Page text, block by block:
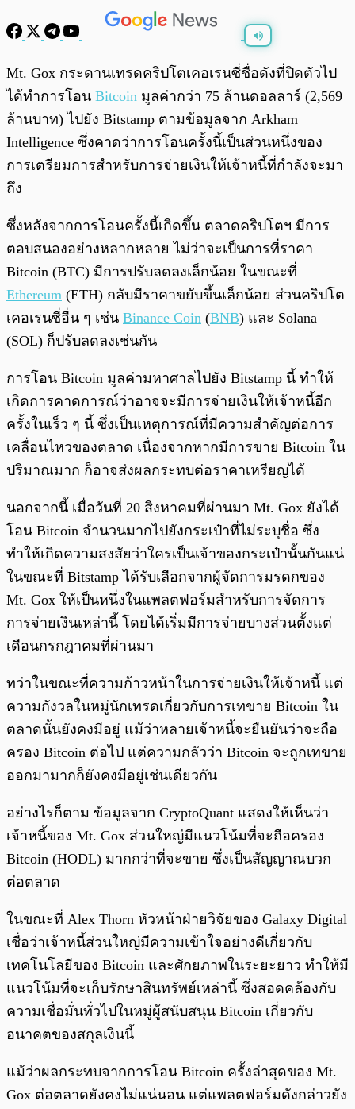
0:00/ 0:00
Mt. Gox กระดานเทรดคริปโตเคอเรนซี่ชื่อดังที่ปิดตัวไป
ได้ทำการโอน Bitcoin มูลค่ากว่า 75 ล้านดอลลาร์ (2,569
ล้านบาท) ไปยัง Bitstamp ตามข้อมูลจาก Arkham
Intelligence ซึ่งคาดว่าการโอนครั้งนี้เป็นส่วนหนึ่งของ
การเตรียมการสำหรับการจ่ายเงินให้เจ้าหนี้ที่กำลังจะมา
ถึง
ซึ่งหลังจากการโอนครั้งนี้เกิดขึ้น ตลาดคริปโตฯ มีการ
ตอบสนองอย่างหลากหลาย ไม่ว่าจะเป็นการที่ราคา
Bitcoin (BTC) มีการปรับลดลงเล็กน้อย ในขณะที่
Ethereum (ETH) กลับมีราคาขยับขึ้นเล็กน้อย ส่วนคริปโต
เคอเรนซี่อื่น ๆ เช่น Binance Coin (BNB) และ Solana
(SOL) ก็ปรับลดลงเช่นกัน
การโอน Bitcoin มูลค่ามหาศาลไปยัง Bitstamp นี้ ทำให้
เกิดการคาดการณ์ว่าอาจจะมีการจ่ายเงินให้เจ้าหนี้อีก
ครั้งในเร็ว ๆ นี้ ซึ่งเป็นเหตุการณ์ที่มีความสำคัญต่อการ
เคลื่อนไหวของตลาด เนื่องจากหากมีการขาย Bitcoin ใน
ปริมาณมาก ก็อาจส่งผลกระทบต่อราคาเหรียญได้
นอกจากนี้ เมื่อวันที่ 20 สิงหาคมที่ผ่านมา Mt. Gox ยังได้
โอน Bitcoin จำนวนมากไปยังกระเป๋าที่ไม่ระบุชื่อ ซึ่ง
ทำให้เกิดความสงสัยว่าใครเป็นเจ้าของกระเป๋านั้นกันแน่
ในขณะที่ Bitstamp ได้รับเลือกจากผู้จัดการมรดกของ
Mt. Gox ให้เป็นหนึ่งในแพลตฟอร์มสำหรับการจัดการ
การจ่ายเงินเหล่านี้ โดยได้เริ่มมีการจ่ายบางส่วนตั้งแต่
เดือนกรกฎาคมที่ผ่านมา
ทว่าในขณะที่ความก้าวหน้าในการจ่ายเงินให้เจ้าหนี้ แต่
ความกังวลในหมู่นักเทรดเกี่ยวกับการเทขาย Bitcoin ใน
ตลาดนั้นยังคงมีอยู่ แม้ว่าหลายเจ้าหนี้จะยืนยันว่าจะถือ
ครอง Bitcoin ต่อไป แต่ความกลัวว่า Bitcoin จะถูกเทขาย
ออกมามากก็ยังคงมีอยู่เช่นเดียวกัน
อย่างไรก็ตาม ข้อมูลจาก CryptoQuant แสดงให้เห็นว่า
เจ้าหนี้ของ Mt. Gox ส่วนใหญ่มีแนวโน้มที่จะถือครอง
Bitcoin (HODL) มากกว่าที่จะขาย ซึ่งเป็นสัญญาณบวก
ต่อตลาด
ในขณะที่ Alex Thorn หัวหน้าฝ่ายวิจัยของ Galaxy Digital
เชื่อว่าเจ้าหนี้ส่วนใหญ่มีความเข้าใจอย่างดีเกี่ยวกับ
เทคโนโลยีของ Bitcoin และศักยภาพในระยะยาว ทำให้มี
แนวโน้มที่จะเก็บรักษาสินทรัพย์เหล่านี้ ซึ่งสอดคล้องกับ
ความเชื่อมั่นทั่วไปในหมู่ผู้สนับสนุน Bitcoin เกี่ยวกับ
อนาคตของสกุลเงินนี้
แม้ว่าผลกระทบจากการโอน Bitcoin ครั้งล่าสุดของ Mt.
Gox ต่อตลาดยังคงไม่แน่นอน แต่แพลตฟอร์มดังกล่าวยัง